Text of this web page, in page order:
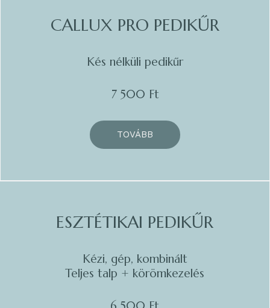
CALLUX PRO PEDIKŰR
Kés nélküli pedikűr
7 500 Ft
TOVÁBB
ESZTÉTIKAI PEDIKŰR
Kézi, gép, kombinált
Teljes talp + körömkezelés